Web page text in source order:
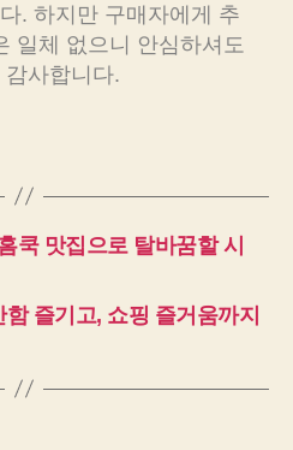
. 하지만 구매자에게 추
일체 없으니 안심하셔도
감사합니다.
쿡 맛집으로 탈바꿈할 시
즐기고, 쇼핑 즐거움까지